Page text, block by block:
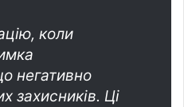
коли
негативно
захисників. Ці